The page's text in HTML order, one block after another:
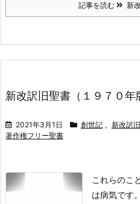
記事を読む 新
新改訳旧聖書（１９７０
2021年3月1日 創世記 , 新改訳
著作権フリー聖書
これらのこ
は病気です